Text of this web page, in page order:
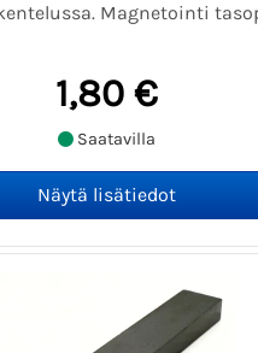
Magnetointi
1,80 €
Saatavilla